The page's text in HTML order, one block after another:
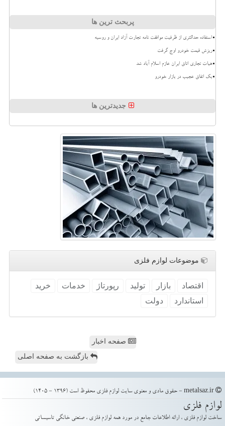
پربحث ترین ها
استفاده حداکثری از ظرفیت موافقت نامه تجارت آزاد ایران و روسیه
ریزش قیمت خودرو اوج گرفت
هیات تجاری اتاق ایران عازم اسلام آباد شد
بک اتفاق عجیب در بازار خودرو
جدیدترین ها
موضوعات لوازم فلزی
اقتصاد بازار تولید رپورتاژ خدمات
خرید
استاندارد
دولت
صفحه اخبار
بازگشت به صفحه اصلی
لوازم فلزی
ساخت لوازم فلزی ، ارائه اطلاعات جامع در مورد همه لوازم فلزی ، صنعتی خانگی تاسیساتی